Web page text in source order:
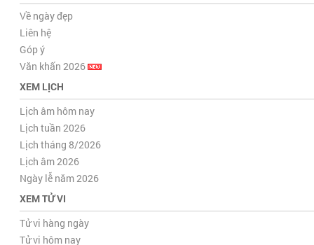
Về ngày đẹp
Liên hệ
Góp ý
Văn khấn 2026
XEM LỊCH
Lịch âm hôm nay
Lịch tuần 2026
Lịch tháng 8/2026
Lịch âm 2026
Ngày lễ năm 2026
XEM TỬ VI
Tử vi hàng ngày
Tử vi hôm nay